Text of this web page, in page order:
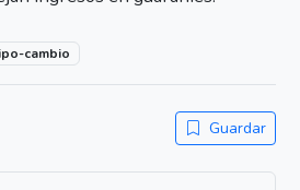
cambio
Guardar